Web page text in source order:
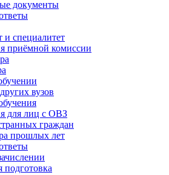
документы
и специалитет
приёмной комиссии
вузов
для лиц с ОВЗ
граждан
прошлых лет
подготовка